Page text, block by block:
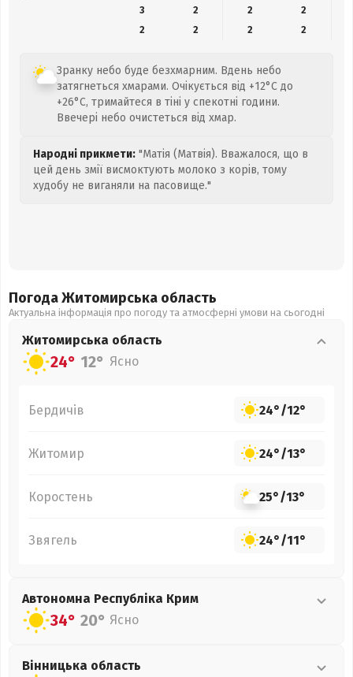
3
2 2
2
2
2 2 2
Зранку небо буде безхмарним. Вдень небо
затягнеться хмарами. Очікується від +12°C до
+26°C, тримайтеся в тіні у спекотні години.
Ввечері небо очистеться від хмар.
Народні прикмети: "Матія (Матвія). Вважалося, що в
цей день змії висмоктують молоко з корів, тому
худобу не виганяли на пасовище."
Погода Житомирська область
Актуальна інформація про погоду та атмосферні умови на сьогодні
Житомирська область
24° 12° Ясно
Бердичів 24°/12°
Житомир 24°/13°
Коростень 25°/13°
Звягель 24°/11°
Автономна Республіка Крим
34° 20° Ясно
Вінницька область